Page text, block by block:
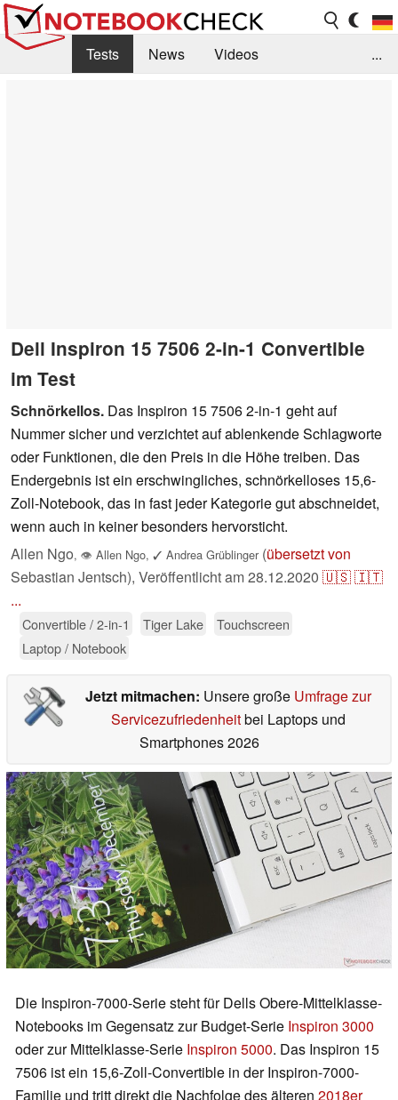
Tests News
Videos
...
Dell Inspiron 15 7506 2-in-1 Convertible
im Test
Schnörkellos. Das Inspiron 15 7506 2-in-1 geht auf
Nummer sicher und verzichtet auf ablenkende Schlagworte
oder Funktionen, die den Preis in die Höhe treiben. Das
Endergebnis ist ein erschwingliches, schnörkelloses 15,6-
Zoll-Notebook, das in fast jeder Kategorie gut abschneidet,
wenn auch in keiner besonders hervorsticht.
Allen Ngo, 👁 Allen Ngo, ✓ Andrea Grüblinger (übersetzt von
Sebastian Jentsch), Veröffentlicht am28.12.2020 🇺🇸🇮🇹
...
Convertible / 2-in-1 Tiger Lake
Touchscreen
Laptop / Notebook
Jetzt mitmachen: Unsere große Umfrage zur
Servicezufriedenheitbei Laptops und
Smartphones 2026
Die Inspiron-7000-Serie steht für Dells Obere-Mittelklasse-
Notebooks im Gegensatz zur Budget-Serie Inspiron 3000
oder zur Mittelklasse-Serie Inspiron 5000. Das Inspiron 15
7506 ist ein 15,6-Zoll-Convertible in der Inspiron-7000-
Familie und tritt direkt die Nachfolge des älteren 2018er